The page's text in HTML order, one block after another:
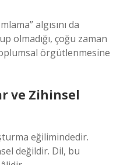
algısını da
olmadığı, çoğu zaman
örgütlenmesine
ve Zihinsel
eğilimindedir.
değildir. Dil, bu